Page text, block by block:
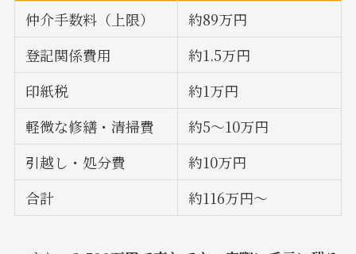
仲介手数料（上限）
約89万円
登記関係費用
約1.5万円
印紙税
約1万円
軽微な修繕・清掃費
約5〜10万円
引越し・処分費
約10万円
合計
約116万円〜